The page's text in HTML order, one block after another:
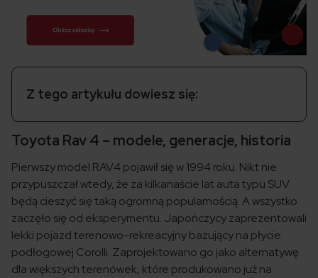
Z tego artykułu dowiesz się:
Toyota Rav 4 – modele, generacje, historia
Pierwszy model RAV4 pojawił się w 1994 roku. Nikt nie
przypuszczał wtedy, że za kilkanaście lat auta typu SUV
będą cieszyć się taką ogromną popularnością. A wszystko
zaczęło się od eksperymentu. Japończycy zaprezentowali
lekki pojazd terenowo-rekreacyjny bazujący na płycie
podłogowej Corolli. Zaprojektowano go jako alternatywę
dla większych terenówek, które produkowano już na